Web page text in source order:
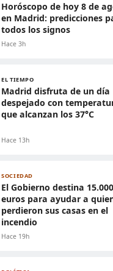
Horóscopo de hoy 8 de
en Madrid: predicciones
todos los signos
Hace 3h
EL TIEMPO
Madrid disfruta de un día
despejado con
que alcanzan los 37°C
Hace 13h
SOCIEDAD
El Gobierno destina 15.000
euros para ayudar a
perdieron sus casas en el
incendio
Hace 19h